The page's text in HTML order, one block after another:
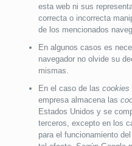
esta web ni sus
correcta o incorrecta
de los mencionados
En algunos casos es
navegador no olvide su
mismas.
En el caso de las cookies
empresa almacena las
Estados Unidos y se
terceros, excepto en los
para el funcionamiento